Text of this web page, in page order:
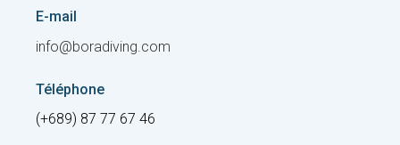
E-mail
info@boradiving.com
Téléphone
(+689) 87 77 67 46